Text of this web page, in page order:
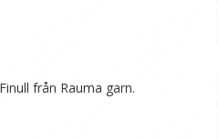
från Rauma garn.